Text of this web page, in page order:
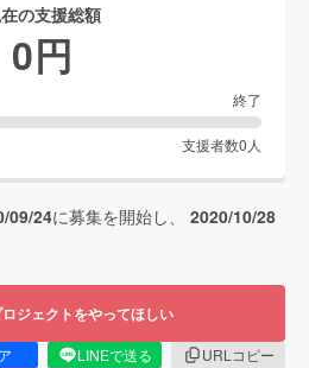
の支援総額
0円
終了
支援者数0 人
09/24に募集を開始し、 2020/10/28
ジェクトをやってほしい
LINEで送る
URLコピー